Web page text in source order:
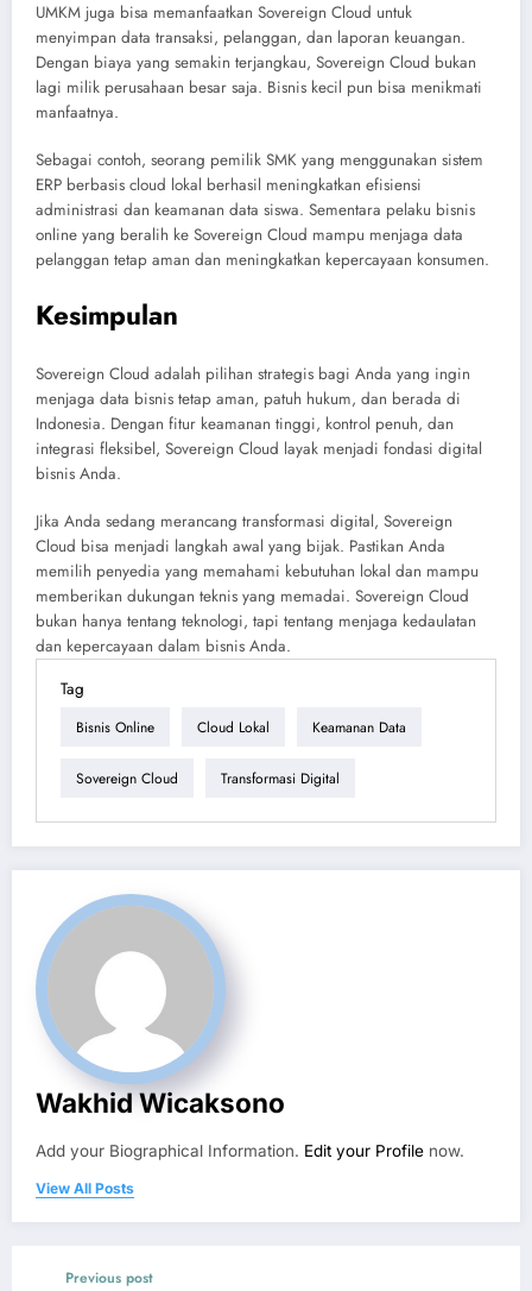
UMKM juga bisa memanfaatkan Sovereign Cloud untuk
menyimpan data transaksi, pelanggan, dan laporan keuangan.
Dengan biaya yang semakin terjangkau, Sovereign Cloud bukan
lagi milik perusahaan besar saja. Bisnis kecil pun bisa menikmati
manfaatnya.
Sebagai contoh, seorang pemilik SMK yang menggunakan sistem
ERP berbasis cloud lokal berhasil meningkatkan efisiensi
administrasi dan keamanan data siswa. Sementara pelaku bisnis
online yang beralih ke Sovereign Cloud mampu menjaga data
pelanggan tetap aman dan meningkatkan kepercayaan konsumen.
Kesimpulan
Sovereign Cloud adalah pilihan strategis bagi Anda yang ingin
menjaga data bisnis tetap aman, patuh hukum, dan berada di
Indonesia. Dengan fitur keamanan tinggi, kontrol penuh, dan
integrasi fleksibel, Sovereign Cloud layak menjadi fondasi digital
bisnis Anda.
Jika Anda sedang merancang transformasi digital, Sovereign
Cloud bisa menjadi langkah awal yang bijak. Pastikan Anda
memilih penyedia yang memahami kebutuhan lokal dan mampu
memberikan dukungan teknis yang memadai. Sovereign Cloud
bukan hanya tentang teknologi, tapi tentang menjaga kedaulatan
dan kepercayaan dalam bisnis Anda.
Tag
Bisnis Online Cloud Lokal Keamanan Data
Sovereign Cloud Transformasi Digital
Wakhid Wicaksono
Add your Biographical Information. Edit your Profile now.
View All Posts
Previous post